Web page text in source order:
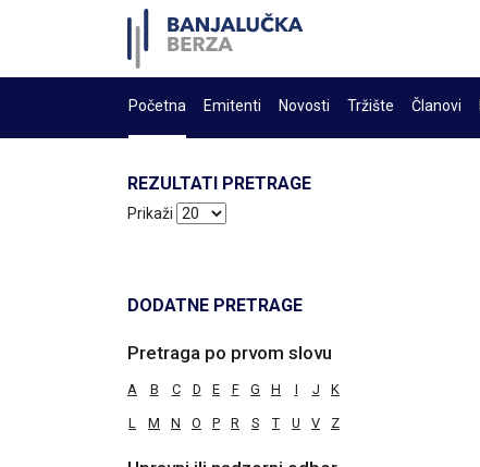
Početna Emitenti Novosti Tržište Članovi
REZULTATI PRETRAGE
Prikaži
DODATNE PRETRAGE
Pretraga po prvom slovu
A B C D E F G H I J K
L M N O P R S T U V Z